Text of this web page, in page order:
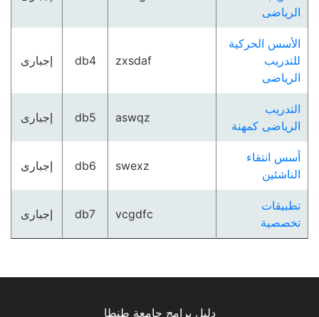
الرياضى
الأسس الحركية
للتدريب
الرياضى
zxsdaf
db4 إجبارى
التدريب
الرياضى كمهنة
aswqz
db5 إجبارى
أسس انتقاء
الناشئين
swexz
db6 إجبارى
تطبيقات
تخصصية
vcgdfc
db7 إجبارى
دليل برامج جامعة طنطا